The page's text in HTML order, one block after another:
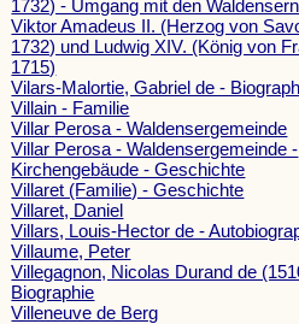
1732) - Umgang mit den Waldensern
Viktor Amadeus II. (Herzog von
1732) und Ludwig XIV. (König von
1715)
Vilars-Malortie, Gabriel de -
Villain - Familie
Villar Perosa - Waldensergemeinde
Villar Perosa - Waldensergemeinde -
Kirchengebäude - Geschichte
Villaret (Familie) - Geschichte
Villaret, Daniel
Villars, Louis-Hector de -
Villaume, Peter
Villegagnon, Nicolas Durand de
Biographie
Villeneuve de Berg